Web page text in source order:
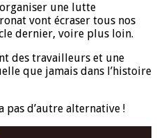
une lutte
vont écraser tous nos
dernier, voire plus loin.
des travailleurs et une
que jamais dans l’histoire
pas d’autre alternative !